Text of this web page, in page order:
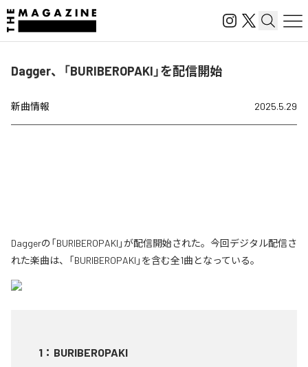
Dagger、「BURIBEROPAKI」を配信開始
新曲情報 2025.5.29
Daggerの「BURIBEROPAKI」が配信開始された。今回デジタル配信さ
れた楽曲は、「BURIBEROPAKI」を含む全1曲となっている。
1 ： BURIBEROPAKI